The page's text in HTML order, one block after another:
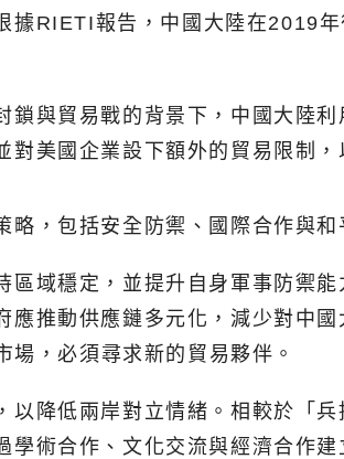
RIETI報告，中國大陸在2019
與貿易戰的背景下，中國大陸
美國企業設下額外的貿易限制，
，包括安全防禦、國際合作與和
域穩定，並提升自身軍事防禦
推動供應鏈多元化，減少對中
，必須尋求新的貿易夥伴。
降低兩岸對立情緒。相較於「
術合作、文化交流與經濟合作